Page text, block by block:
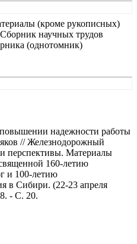
(кроме рукописных)
Сборник научных трудов
(однотомник)
надежности работы
// Железнодорожный
перспективы. Материалы
160-летию
и 100-летию
в Сибири. (22-23 апреля
- С. 20.